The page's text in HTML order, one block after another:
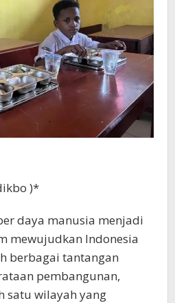
)*
daya manusia menjadi
mewujudkan Indonesia
berbagai tantangan
pembangunan,
satu wilayah yang